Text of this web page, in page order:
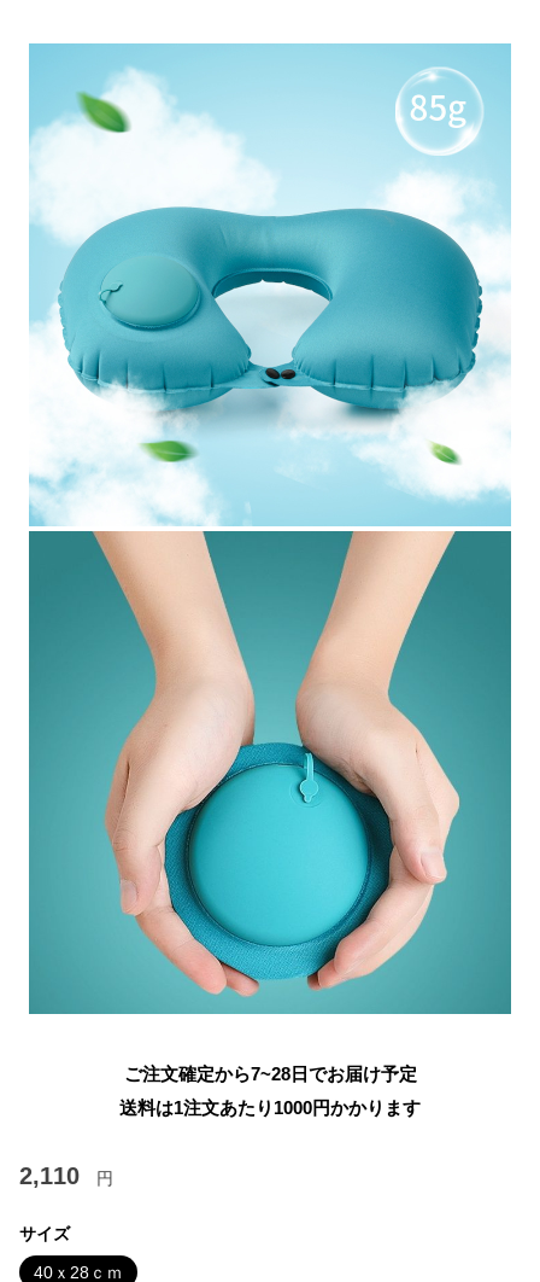
ご注文確定から7~28日でお届け予定
送料は1注文あたり 1000円かかります
2,110 円
サイズ
40ｘ28ｃｍ